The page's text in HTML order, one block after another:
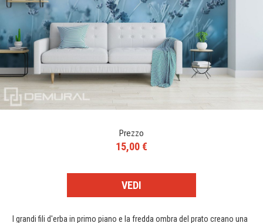
Prezzo
15,00 €
VEDI
I grandi fili d'erba in primo piano e la fredda ombra del prato creano una